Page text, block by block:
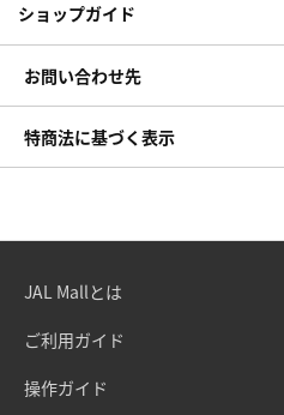
ショップガイド
お問い合わせ先
特商法に基づく表示
JAL Mallとは
ご利用ガイド
操作ガイド